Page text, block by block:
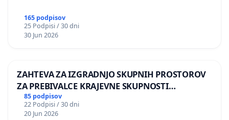
165 podpisov
25 Podpisi / 30 dni
30 Jun 2026
ZAHTEVA ZA IZGRADNJO SKUPNIH PROSTOROV
ZA PREBIVALCE KRAJEVNE SKUPNOSTI
PRESTRANEK
85 podpisov
22 Podpisi / 30 dni
20 Jun 2026